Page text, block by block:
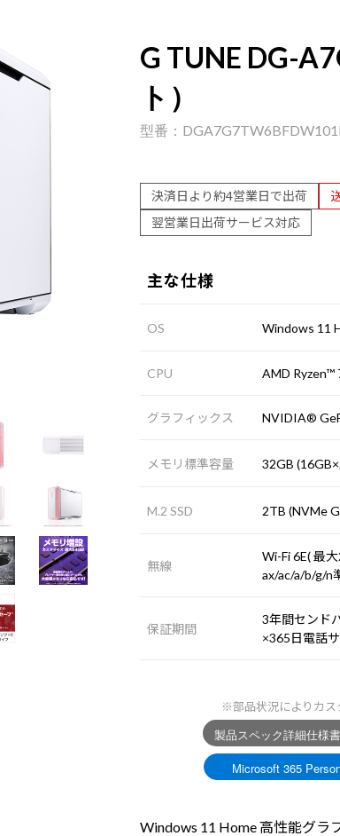
G TUNE DG-
ト）
決済日より約4営業日で出荷
翌営業日出荷サービス対応
主な仕様
OS Windows 11
CPU AMD Ryzen™
グラフィックス NVIDIA®
メモリ標準容量 32GB
M.2 SSD 2TB (NVMe
無線
Wi-Fi 6E( 最
ax/ac/a/b/g/n
保証期間
3年間センド
×365日電話
※部品状況によりカス
Windows 11 Home 高性能グラ